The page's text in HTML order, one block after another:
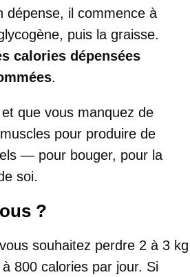
dépense, il commence à
puis la graisse.
calories dépensées
.
que vous manquez de
pour produire de
— pour bouger, pour la
soi.
?
souhaitez perdre 2 à 3 kg
800 calories par jour. Si